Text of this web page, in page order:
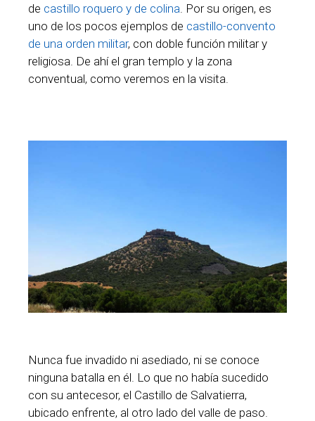
de castillo roquero y de colina . Por su origen, es
uno de los pocos ejemplos de castillo-convento
de una orden militar, con doble función militar y
religiosa. De ahí el gran templo y la zona
conventual, como veremos en la visita.
Nunca fue invadido ni asediado, ni se conoce
ninguna batalla en él. Lo que no había sucedido
con su antecesor, el Castillo de Salvatierra,
ubicado enfrente, al otro lado del valle de paso.